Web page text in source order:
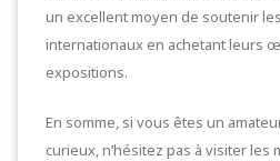
un excellent moyen de soutenir
internationaux en achetant leurs
expositions.
En somme, si vous êtes un
curieux, n’hésitez pas à visiter les